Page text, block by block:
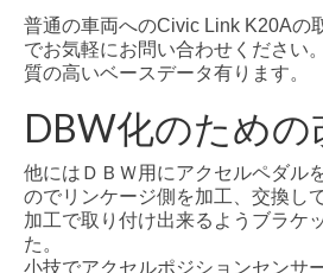
普通の車両へのCivic Link K20Aの
でお気軽にお問い合わせください
質の高いベースデータ有ります。
DBW化のための
他にはＤＢＷ用にアクセルペダル
のでリンケージ側を加工、交換し
加工で取り付け出来るようブラケ
た。
小技でアクセルポジションセンサ